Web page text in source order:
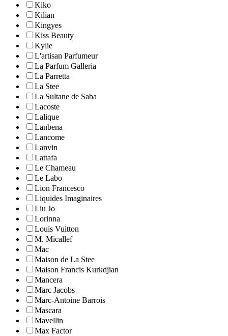
Kiko
Kilian
Kingyes
Kiss Beauty
Kylie
L'artisan Parfumeur
La Parfum Galleria
La Parretta
La Stee
La Sultane de Saba
Lacoste
Lalique
Lanbena
Lancome
Lanvin
Lattafa
Le Chameau
Le Labo
Lion Francesco
Liquides Imaginaires
Liu Jo
Lorinna
Louis Vuitton
M. Micallef
Mac
Maison de La Stee
Maison Francis Kurkdjian
Mancera
Marc Jacobs
Marc-Antoine Barrois
Mascara
Mavellin
Max Factor